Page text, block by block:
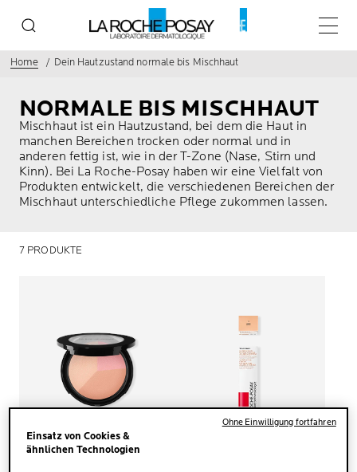
Home Dein Hautzustand normale bis Mischhaut
NORMALE BIS MISCHHAUT
Mischhaut ist ein Hautzustand, bei dem die Haut in
manchen Bereichen trocken oder normal und in
anderen fettig ist, wie in der T-Zone (Nase, Stirn und
Kinn). Bei La Roche-Posay haben wir eine Vielfalt von
Produkten entwickelt, die verschiedenen Bereichen der
Mischhaut unterschiedliche Pflege zukommen lassen.
7 PRODUKTE
Einsatz von Cookies &
ähnlichen Technologien
Ohne Einwilligung fortfahren